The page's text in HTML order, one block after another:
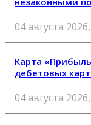
04 августа
Карта
дебетовых
04 августа